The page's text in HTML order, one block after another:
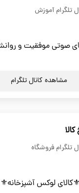
تلگرام آموزش
صوتی موفقیت و
مشاهده کانال تلگرام
تلگرام فروشگاه
⚜️کالای لوکس